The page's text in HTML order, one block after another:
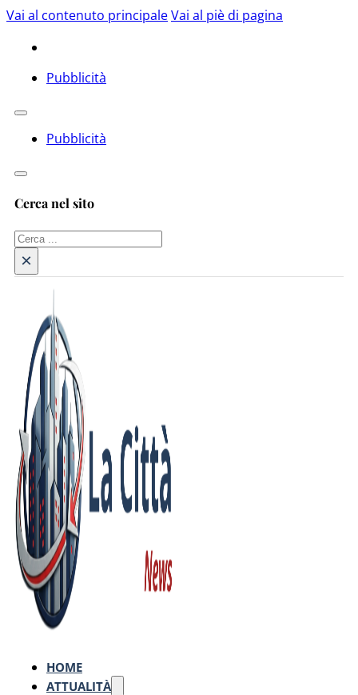
Vai al contenuto principaleVai al piè di pagina
Pubblicità
Pubblicità
Cerca nel sito
Cerca
×
HOME
ATTUALITÀ